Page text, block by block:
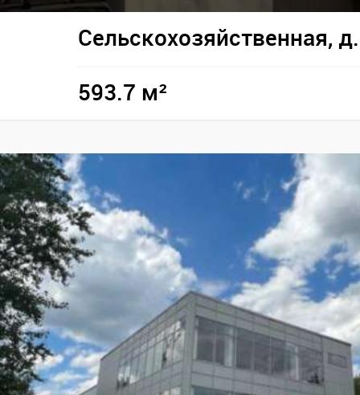
Сельскохозяйственная,
593.7 м²